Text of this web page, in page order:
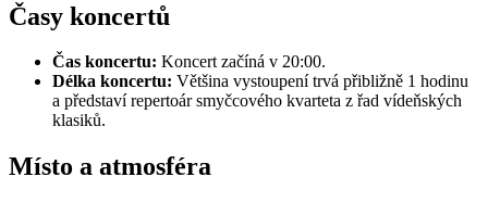
Časy koncertů
Čas koncertu: Koncert začíná v 20:00.
Délka koncertu: Většina vystoupení trvá přibližně 1 hodinu
a představí repertoár smyčcového kvarteta z řad vídeňských
klasiků.
Místo a atmosféra